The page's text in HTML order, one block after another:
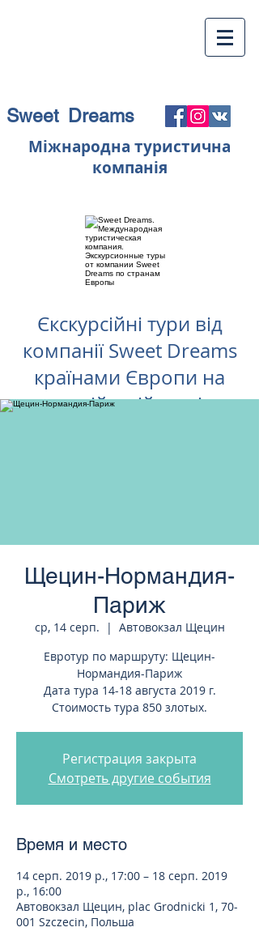
Sweet Dreams
Міжнародна туристична
компанія
Єкскурсійні тури від
компанії Sweet Dreams
країнами Європи на
російській мові
Щецин-Нормандия-
Париж
ср, 14 серп.
  |
Автовокзал Щецин
Евротур по маршруту: Щецин-
Нормандия-Париж
Дата тура 14-18 августа 2019 г.
Стоимость тура 850 злотых.
Регистрация закрыта
Смотреть другие события
Время и место
14 серп. 2019 р., 17:00 – 18 серп. 2019
р., 16:00
Автовокзал Щецин, plac Grodnicki 1, 70-
001 Szczecin, Польша